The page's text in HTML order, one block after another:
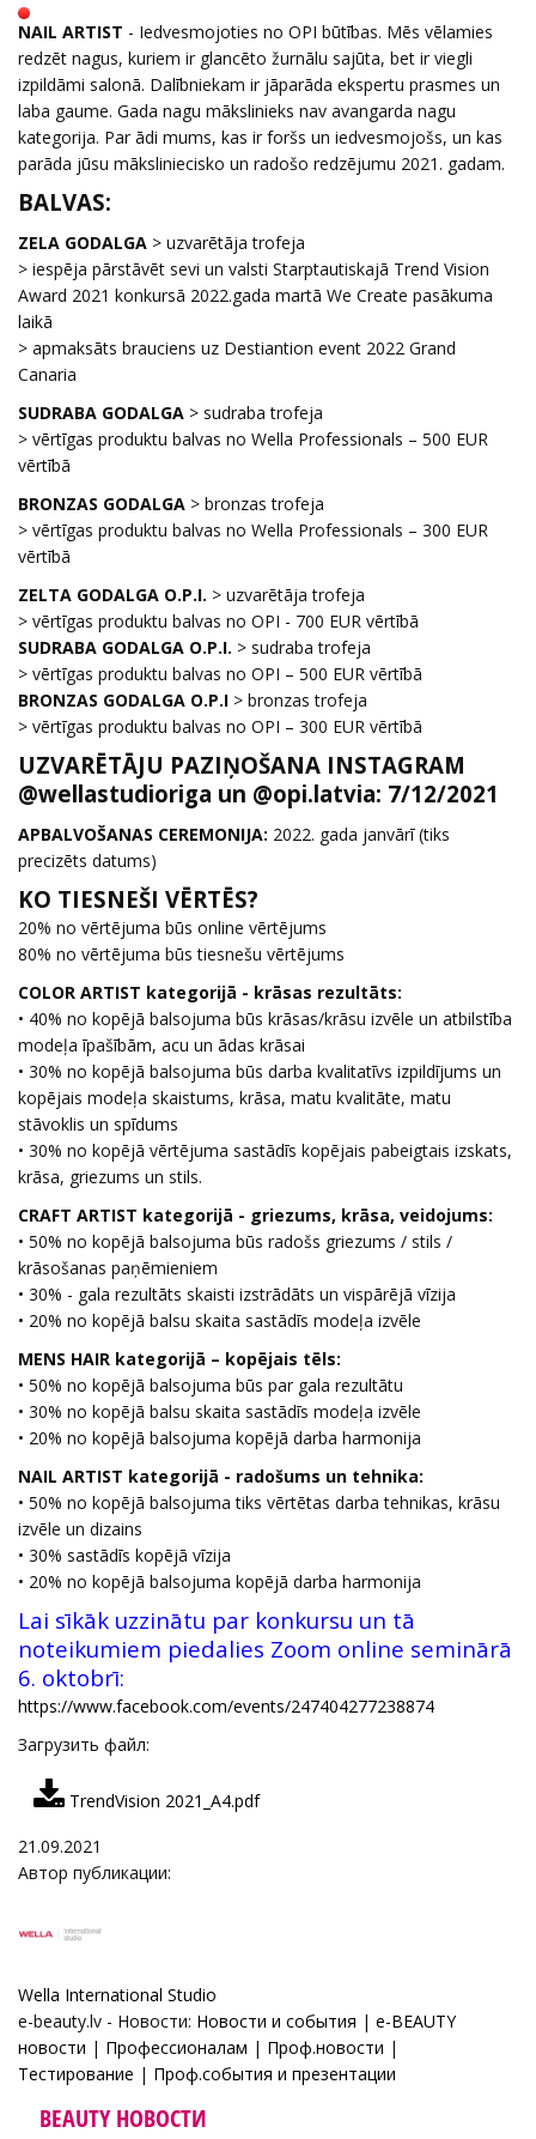
NAIL ARTIST - Iedvesmojoties no OPI būtības. Mēs vēlamies
redzēt nagus, kuriem ir glancēto žurnālu sajūta, bet ir viegli
izpildāmi salonā. Dalībniekam ir jāparāda ekspertu prasmes un
laba gaume. Gada nagu mākslinieks nav avangarda nagu
kategorija. Par ādi mums, kas ir foršs un iedvesmojošs, un kas
parāda jūsu māksliniecisko un radošo redzējumu 2021. gadam.
BALVAS:
ZELA GODALGA > uzvarētāja trofeja
> iespēja pārstāvēt sevi un valsti Starptautiskajā Trend Vision
Award 2021 konkursā 2022.gada martā We Create pasākuma
laikā
> apmaksāts brauciens uz Destiantion event 2022 Grand
Canaria
SUDRABA GODALGA > sudraba trofeja
> vērtīgas produktu balvas no Wella Professionals – 500 EUR
vērtībā
BRONZAS GODALGA > bronzas trofeja
> vērtīgas produktu balvas no Wella Professionals – 300 EUR
vērtībā
ZELTA GODALGA O.P.I. > uzvarētāja trofeja
> vērtīgas produktu balvas no OPI - 700 EUR vērtībā
SUDRABA GODALGA O.P.I. > sudraba trofeja
> vērtīgas produktu balvas no OPI – 500 EUR vērtībā
BRONZAS GODALGA O.P.I > bronzas trofeja
> vērtīgas produktu balvas no OPI – 300 EUR vērtībā
UZVARĒTĀJU PAZIŅOŠANA INSTAGRAM
@wellastudioriga un @opi.latvia: 7/12/2021
APBALVOŠANAS CEREMONIJA: 2022. gada janvārī (tiks
precizēts datums)
KO TIESNEŠI VĒRTĒS?
20% no vērtējuma būs online vērtējums
80% no vērtējuma būs tiesnešu vērtējums
COLOR ARTIST kategorijā - krāsas rezultāts:
• 40% no kopējā balsojuma būs krāsas/krāsu izvēle un atbilstība
modeļa īpašībām, acu un ādas krāsai
• 30% no kopējā balsojuma būs darba kvalitatīvs izpildījums un
kopējais modeļa skaistums, krāsa, matu kvalitāte, matu
stāvoklis un spīdums
• 30% no kopējā vērtējuma sastādīs kopējais pabeigtais izskats,
krāsa, griezums un stils.
CRAFT ARTIST kategorijā - griezums, krāsa, veidojums:
• 50% no kopējā balsojuma būs radošs griezums / stils /
krāsošanas paņēmieniem
• 30% - gala rezultāts skaisti izstrādāts un vispārējā vīzija
• 20% no kopējā balsu skaita sastādīs modeļa izvēle
MENS HAIR kategorijā – kopējais tēls:
• 50% no kopējā balsojuma būs par gala rezultātu
• 30% no kopējā balsu skaita sastādīs modeļa izvēle
• 20% no kopējā balsojuma kopējā darba harmonija
NAIL ARTIST kategorijā - radošums un tehnika:
• 50% no kopējā balsojuma tiks vērtētas darba tehnikas, krāsu
izvēle un dizains
• 30% sastādīs kopējā vīzija
• 20% no kopējā balsojuma kopējā darba harmonija
Lai sīkāk uzzinātu par konkursu un tā
noteikumiem piedalies Zoom online seminārā
6. oktobrī:
https://www.facebook.com/events/247404277238874
Загрузить файл:
TrendVision 2021_A4.pdf
21.09.2021
Автор публикации:
Wella International Studio
e-beauty.lv - Новости: Новости и события | e-BEAUTY
новости | Профессионалам | Проф.новости |
Тестирование | Проф.события и презентации
BEAUTY НОВОСТИ